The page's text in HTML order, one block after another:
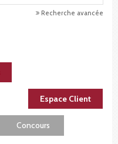
Recherche avancée
Espace Client
Concours